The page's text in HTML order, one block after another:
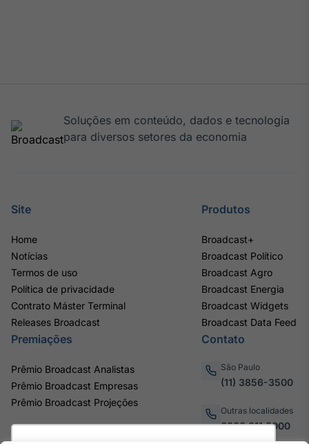
Soluções em conteúdo, dados e tecnologia
para diversos setores da economia
Site
Home
Notícias
Termos de uso
Política de privacidade
Contrato Máster Terminal
Releases Broadcast
Produtos
Broadcast+
Broadcast Político
Broadcast Agro
Broadcast Energia
Broadcast Widgets
Broadcast Data Feed
Premiações
Prêmio Broadcast Analistas
Prêmio Broadcast Empresas
Prêmio Broadcast Projeções
Contato
São Paulo
(11) 3856-3500
Outras localidades
0800.011.3000